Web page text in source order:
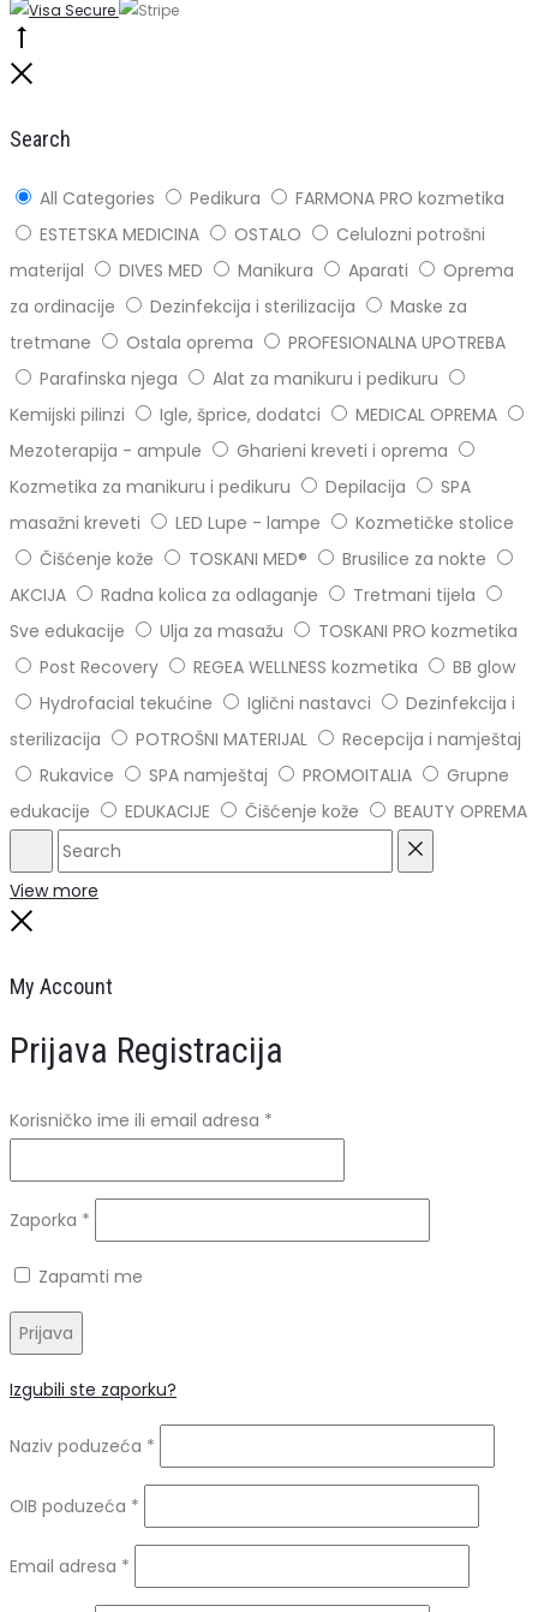
Search
All Categories Pedikura
FARMONA PRO kozmetika
ESTETSKA MEDICINA
OSTALO
Celulozni potrošni
materijal
DIVES MED Manikura Aparati
Oprema
za ordinacije
Dezinfekcija i sterilizacija
Maske za
tretmane
Ostala oprema
PROFESIONALNA UPOTREBA
Parafinska njega
Alat za manikuru i pedikuru
Kemijski pilinzi
Igle, šprice, dodatci
MEDICAL OPREMA
Mezoterapija - ampule
Gharieni kreveti i oprema
Kozmetika za manikuru i pedikuru
Depilacija
SPA
masažni kreveti
LED Lupe - lampe
Kozmetičke stolice
Čišćenje kože
TOSKANI MED®️
Brusilice za nokte
AKCIJA
Radna kolica za odlaganje
Tretmani tijela
Sve edukacije
Ulja za masažu
TOSKANI PRO kozmetika
Post Recovery
REGEA WELLNESS kozmetika
BB glow
Hydrofacial tekućine
Iglični nastavci
Dezinfekcija i
sterilizacija
POTROŠNI MATERIJAL
Recepcija i namještaj
Rukavice
SPA namještaj PROMOITALIA
Grupne
edukacije
EDUKACIJE Čišćenje kože BEAUTY OPREMA
Search
View more
My Account
Prijava Registracija
Korisničko ime ili email adresa *
Zaporka *
Zapamti me
Prijava
Izgubili ste zaporku?
Naziv poduzeća *
OIB poduzeća *
Email adresa *